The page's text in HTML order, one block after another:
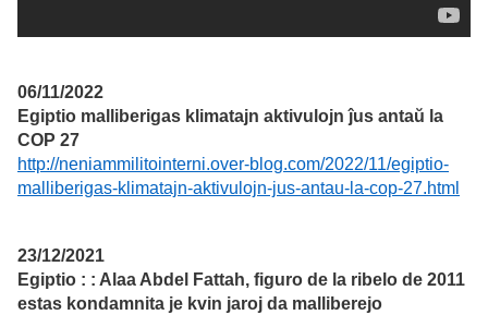
06/11/2022
Egiptio malliberigas klimatajn aktivulojn ĵus antaŭ la
COP 27
http://neniammilitointerni.over-blog.com/2022/11/egiptio-
malliberigas-klimatajn-aktivulojn-jus-antau-la-cop-27.html
23/12/2021
Egiptio : : Alaa Abdel Fattah, figuro de la ribelo de 2011
estas kondamnita je kvin jaroj da malliberejo